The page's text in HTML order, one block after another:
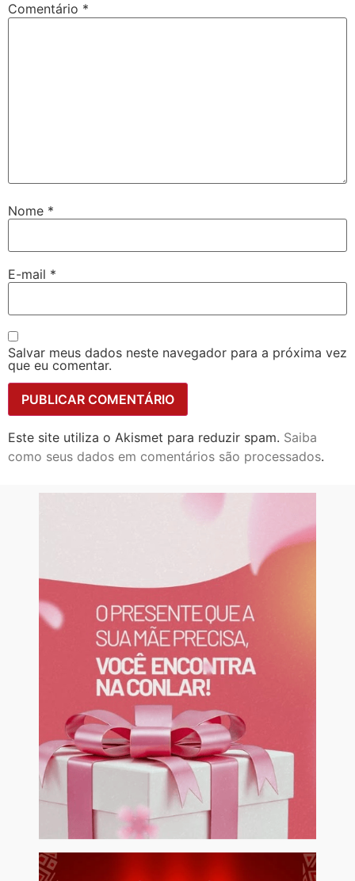
Comentário *
Nome *
E-mail *
Salvar meus dados neste navegador para a próxima vez
que eu comentar.
Este site utiliza o Akismet para reduzir spam. Saiba
como seus dados em comentários são processados.